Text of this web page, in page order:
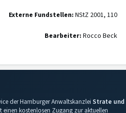
Externe Fundstellen: NStZ 2001, 110
Bearbeiter: Rocco Beck
der Hamburger Anwaltskanzlei Strate und
einen kostenlosen Zugang zur aktuellen